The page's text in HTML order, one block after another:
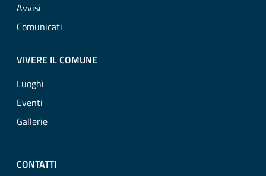
Avvisi
Comunicati
VIVERE IL COMUNE
Luoghi
Eventi
Gallerie
CONTATTI